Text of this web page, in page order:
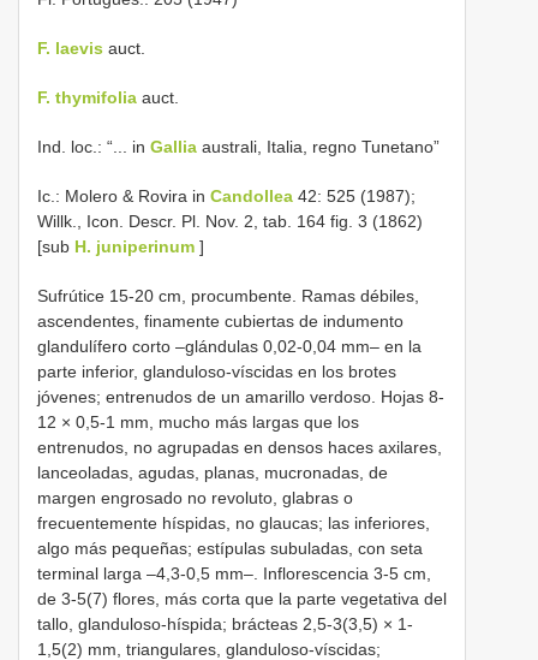
F. laevis auct.
F. thymifolia auct.
Ind. loc.: “... in Gallia australi, Italia, regno Tunetano”
Ic.: Molero & Rovira in Candollea 42: 525 (1987);
Willk., Icon. Descr. Pl. Nov. 2, tab. 164 fig. 3 (1862)
[sub H. juniperinum ]
Sufrútice 15-20 cm, procumbente. Ramas débiles,
ascendentes, finamente cubiertas de indumento
glandulífero corto –glándulas 0,02-0,04 mm– en la
parte inferior, glanduloso-víscidas en los brotes
jóvenes; entrenudos de un amarillo verdoso. Hojas 8-
12 × 0,5-1 mm, mucho más largas que los
entrenudos, no agrupadas en densos haces axilares,
lanceoladas, agudas, planas, mucronadas, de
margen engrosado no revoluto, glabras o
frecuentemente híspidas, no glaucas; las inferiores,
algo más pequeñas; estípulas subuladas, con seta
terminal larga –4,3-0,5 mm–. Inflorescencia 3-5 cm,
de 3-5(7) flores, más corta que la parte vegetativa del
tallo, glanduloso-híspida; brácteas 2,5-3(3,5) × 1-
1,5(2) mm, triangulares, glanduloso-víscidas;